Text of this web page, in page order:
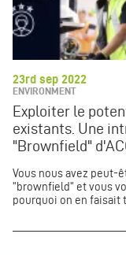
23rd sep 2022
ENVIRONMENT
Exploiter le
existants. Une
"Brownfield"
Vous nous avez peut-
"brownfield" et vous
pourquoi on en faisait